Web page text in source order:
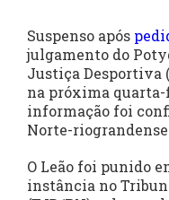
Suspenso após
julgamento do
Justiça Desportiva
na próxima quarta-
informação foi
Norte-
O Leão foi punido
instância no